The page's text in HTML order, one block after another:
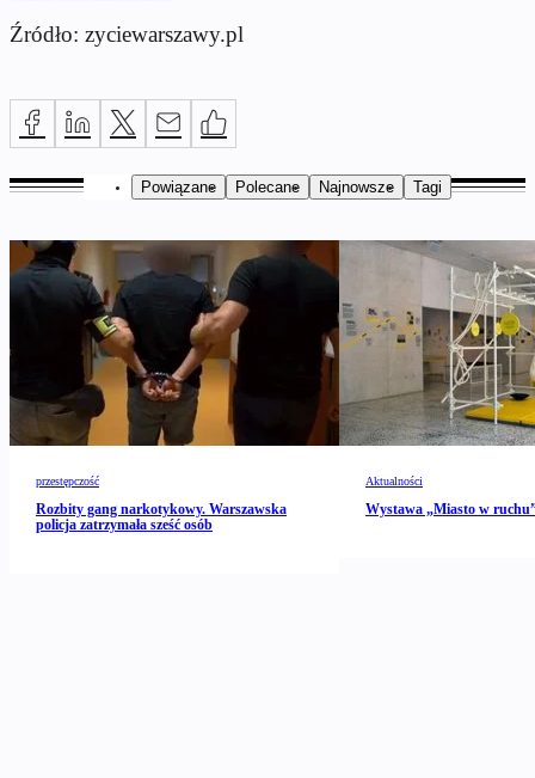
Źródło: zyciewarszawy.pl
Powiązane Polecane Najnowsze Tagi
przestępczość
Rozbity gang narkotykowy. Warszawska
policja zatrzymała sześć osób
Aktualności
Wystawa „Miasto w